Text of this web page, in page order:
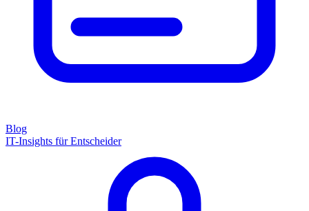
Blog
IT-Insights für Entscheider